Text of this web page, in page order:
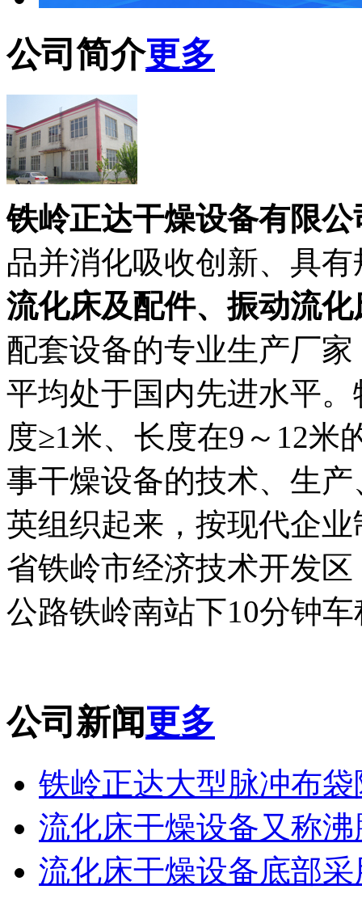
公司简介更多
铁岭正达干燥设备有限公
品并消化吸收创新、具有
流化床及配件、振动流化
配套设备的专业生产厂
平均处于国内先进水平
度≥1米、长度在9～12米
事干燥设备的技术、生
英组织起来，按现代企
省铁岭市经济技术开发
公路铁岭南站下10分钟
公司新闻更多
铁岭正达大型脉冲布
流化床干燥设备又称
流化床干燥设备底部